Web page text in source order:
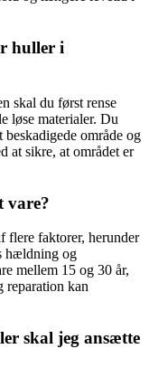
huller i
skal du først rense
løse materialer. Du
område og
at sikre, at området er
vare?
flere faktorer, herunder
hældning og
mellem 15 og 30 år,
reparation kan
skal jeg ansætte